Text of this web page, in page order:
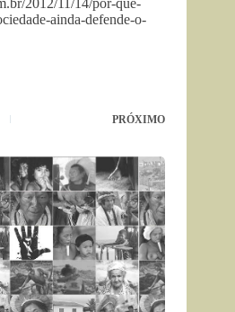
2012/11/14/por-que-
ainda-defende-o-
PRÓXIMO